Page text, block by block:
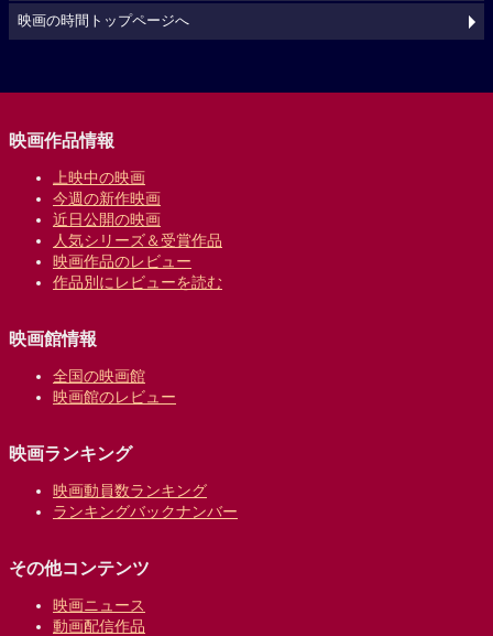
映画の時間トップページへ
映画作品情報
上映中の映画
今週の新作映画
近日公開の映画
人気シリーズ＆受賞作品
映画作品のレビュー
作品別にレビューを読む
映画館情報
全国の映画館
映画館のレビュー
映画ランキング
映画動員数ランキング
ランキングバックナンバー
その他コンテンツ
映画ニュース
動画配信作品